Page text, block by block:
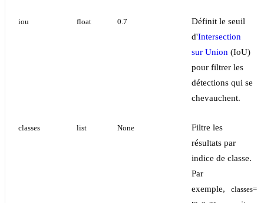
iou float 0.7
Définit le seuil
d'Intersection
sur Union (IoU)
pour filtrer les
détections qui se
chevauchent.
classes list None
Filtre les
résultats par
indice de classe.
Par
exemple,
classes=